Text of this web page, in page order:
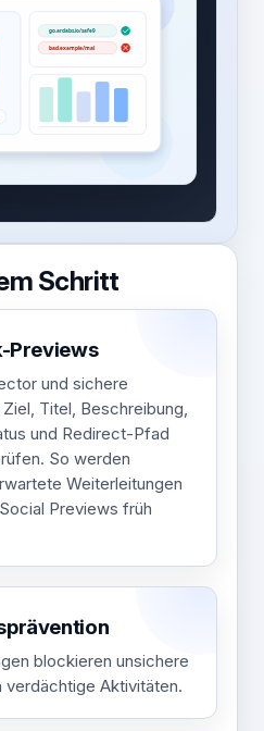
Schritt
Previews
und sichere
Titel, Beschreibung,
und Redirect-Pfad
So werden
Weiterleitungen
Previews früh
blockieren unsichere
verdächtige Aktivitäten.